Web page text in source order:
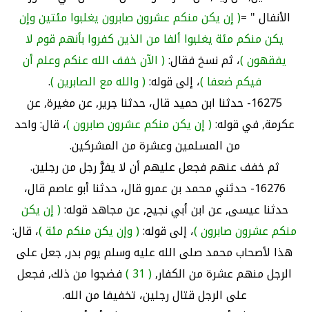
الأنفال " =( إن يكن منكم عشرون صابرون يغلبوا مئتين وإن
يكن منكم مئة يغلبوا ألفا من الذين كفروا بأنهم قوم لا
يفقهون )، ثم نسخ فقال:( الآن خفف الله عنكم وعلم أن
فيكم ضعفا )، إلى قوله:( والله مع الصابرين ).
16275- حدثنا ابن حميد قال، حدثنا جرير, عن مغيرة, عن
عكرمة, في قوله:( إن يكن منكم عشرون صابرون )، قال: واحد
من المسلمين وعشرة من المشركين.
ثم خفف عنهم فجعل عليهم أن لا يفرَّ رجل من رجلين.
16276- حدثني محمد بن عمرو قال، حدثنا أبو عاصم قال،
حدثنا عيسى, عن ابن أبي نجيح, عن مجاهد قوله:( إن يكن
منكم عشرون صابرون )، إلى قوله:( وإن يكن منكم مئة )، قال:
هذا لأصحاب محمد صلى الله عليه وسلم يوم بدر, جعل على
الرجل منهم عشرة من الكفار,( 31 )
فضجوا من ذلك, فجعل
على الرجل قتال رجلين، تخفيفا من الله.